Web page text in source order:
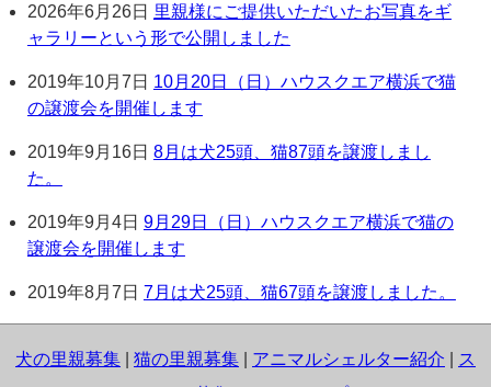
2026年6月26日 里親様にご提供いただいたお写真をギ
ャラリーという形で公開しました
2019年10月7日 10月20日（日）ハウスクエア横浜で猫
の譲渡会を開催します
2019年9月16日 8月は犬25頭、猫87頭を譲渡しまし
た。
2019年9月4日 9月29日（日）ハウスクエア横浜で猫の
譲渡会を開催します
2019年8月7日 7月は犬25頭、猫67頭を譲渡しました。
犬の里親募集 猫の里親募集 アニマルシェルター紹介
ス